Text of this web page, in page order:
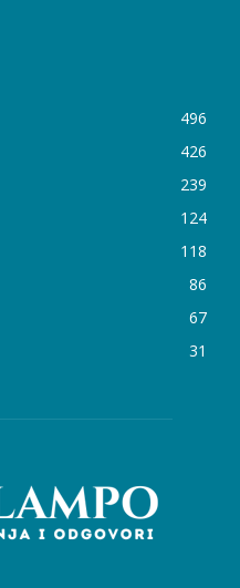
496
426
239
124
118
86
67
31